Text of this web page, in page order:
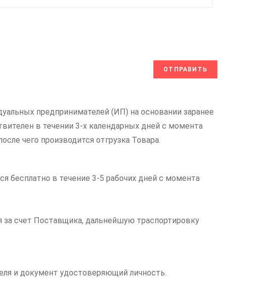
предпринимателей (ИП) на основании заранее
в течении 3-х календарных дней с момента
чего производится отгрузка Товара.
бесплатно в течение 3-5 рабочих дней с момента
счет Поставщика, дальнейшую траспортировку
и документ удостоверяющий личность.